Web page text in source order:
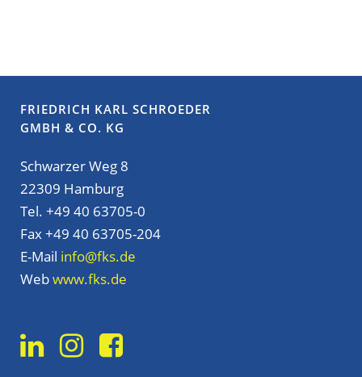
FRIEDRICH KARL SCHROEDER
GMBH & CO. KG
Schwarzer Weg 8
22309 Hamburg
Tel. +49 40 63705-0
Fax +49 40 63705-204
E-Mail info@fks.de
Webwww.fks.de